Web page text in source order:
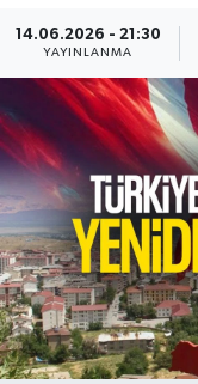
14.06.2026 - 21:30
YAYINLANMA
Spor
Türkiye
Yaşam